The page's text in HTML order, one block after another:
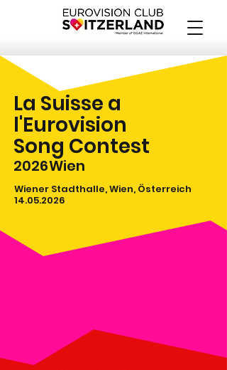
La Suisse a
l'Eurovision
Song Contest
Wien
2026
Wiener Stadthalle, Wien, Österreich
14.05.2026